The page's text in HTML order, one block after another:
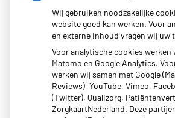
Nieuws
Afscheid drs. Vos… welkom terug drs.
Afscheid van Fieke
Wij gebruiken noodzakelijke
website goed kan werken. Voor
en externe inhoud vragen wij uw
Voor analytische cookies werken
Matomo en Google Analytics.
werken wij samen met Google
Reviews), YouTube, Vimeo,
(Twitter), Qualizorg,
ZorgkaartNederland. Deze